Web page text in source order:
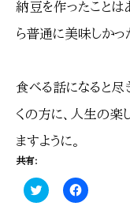
納豆を作ったことは
ら普通に美味しかっ
食べる話になると尽
くの方に、人生の楽
ますように。
共有:
ク
リ
Facebook
で